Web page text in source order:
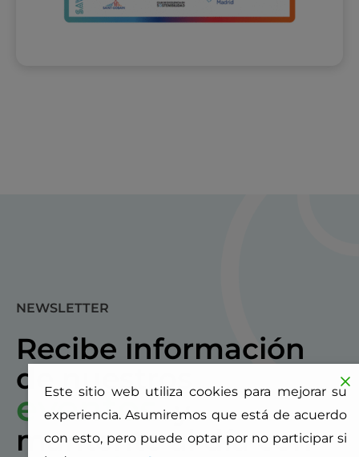
NEWSLETTER
Recibe información
de nuestros
eventos y
mantente al día con
Este sitio web utiliza cookies para mejorar su
experiencia. Asumiremos que está de acuerdo
con esto, pero puede optar por no participar si